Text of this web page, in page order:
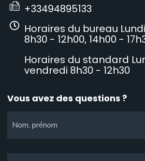
+33494895133
Horaires du bureau
8h30 - 12h00, 14h00 -
Horaires du standard
vendredi 8h30 - 12h30
Vous avez des questions ?
Nom, prénom